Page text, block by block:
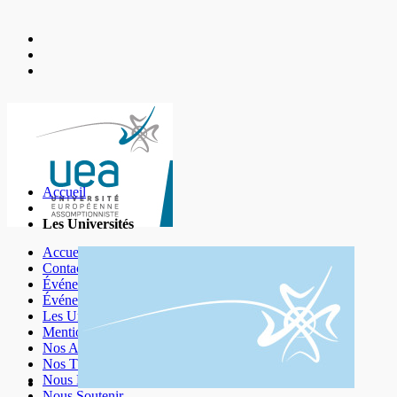
Accueil
Contact
Événement
Événements 2025
Les Universités
Mentions légales
Nos Amis
Nos Thèmes
Nous Découvrir
Accueil
Les Universités